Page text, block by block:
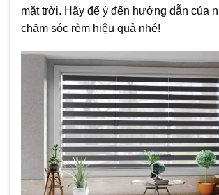
mặt trời. Hãy để ý đến hướng dẫn của
chăm sóc rèm hiệu quả nhé!